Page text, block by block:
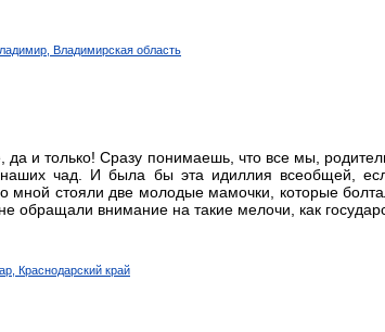
Владимирская область
и только! Сразу понимаешь, что все мы,
наших чад. И была бы эта идиллия всеобщей,
мной стояли две молодые мамочки, которые
обращали внимание на такие мелочи, как
Краснодарский край